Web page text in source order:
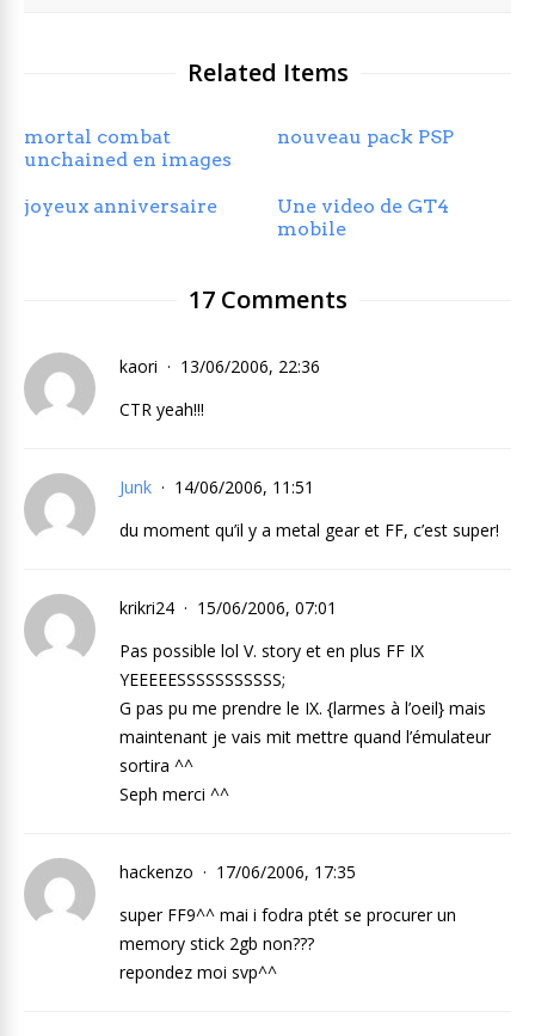
Related Items
mortal combat
unchained en images
nouveau pack PSP
joyeux anniversaire
Une video de GT4
mobile
17 Comments
kaori
13/06/2006, 22:36
CTR yeah!!!
Junk
14/06/2006, 11:51
du moment qu’il y a metal gear et FF, c’est super!
krikri24
15/06/2006, 07:01
Pas possible lol V. story et en plus FF IX
YEEEEESSSSSSSSSSS;
G pas pu me prendre le IX. {larmes à l’oeil} mais
maintenant je vais mit mettre quand l’émulateur
sortira ^^
Seph merci ^^
hackenzo
17/06/2006, 17:35
super FF9^^ mai i fodra ptét se procurer un
memory stick 2gb non???
repondez moi svp^^